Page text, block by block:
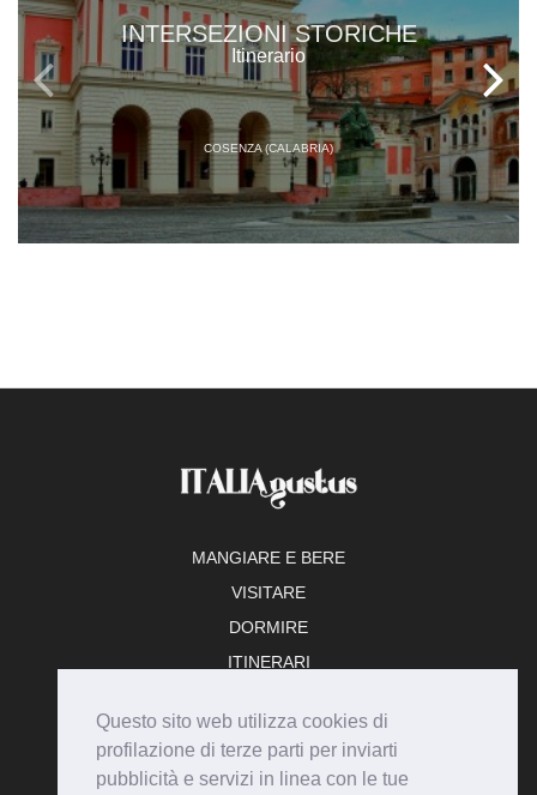
Questo sito web utilizza cookies di
profilazione di terze parti per inviarti
pubblicità e servizi in linea con le tue
INTERSEZIONI STORICHE
Itinerario
COSENZA (CALABRIA)
MANGIARE E BERE
VISITARE
DORMIRE
ITINERARI
ADERISCI